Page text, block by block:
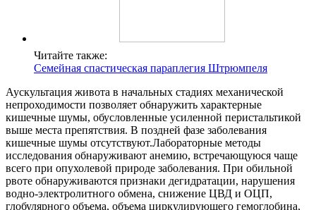
Читайте также:
Семейная спастическая параплегия Штрюмпеля
Аускультация живота в начальных стадиях механической
непроходимости позволяет обнаружить характерные
кишечные шумы, обусловленные усиленной перистальтикой
выше места препятствия. В поздней фазе заболевания
кишечные шумы отсутствуют.Лабораторные методы
исследования обнаруживают анемию, встречающуюся чаще
всего при опухолевой природе заболевания. При обильной
рвоте обнаруживаются признаки дегидратации, нарушения
водно-электролитного обмена, снижение ЦВД и ОЦП,
глобулярного объема, объема циркулирующего гемоглобина,